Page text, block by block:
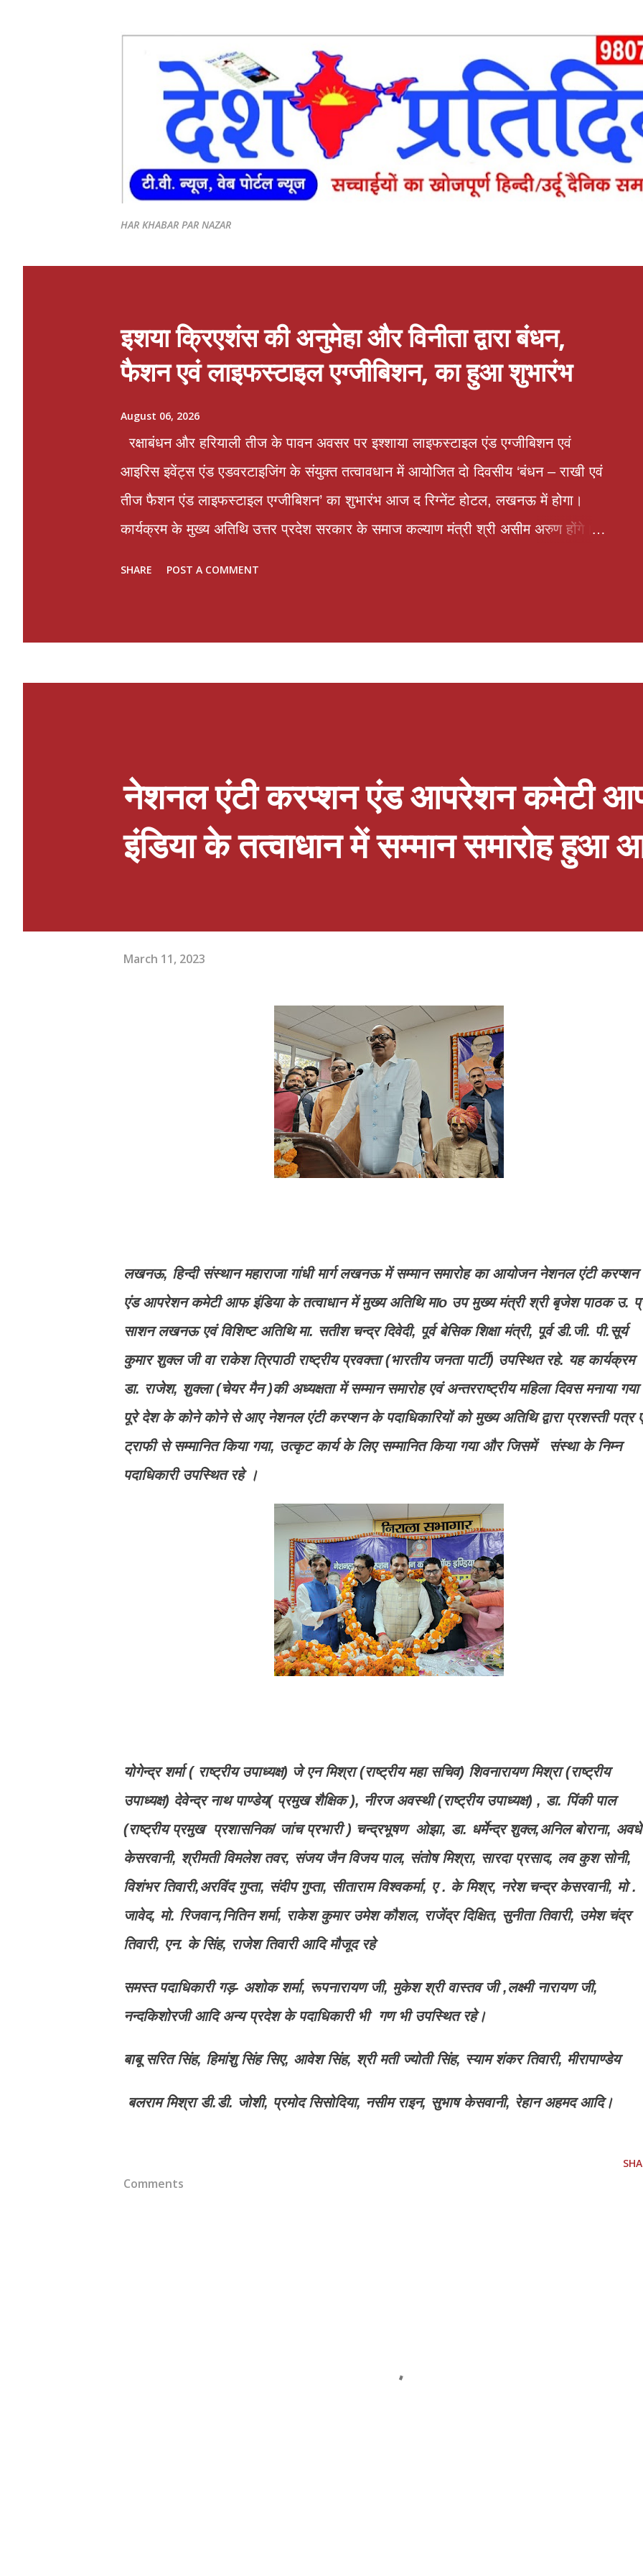
HAR KHABAR PAR NAZAR
इशया क्रिएशंस की अनुमेहा और विनीता द्वारा बंधन,
फैशन एवं लाइफस्टाइल एग्जीबिशन, का हुआ शुभारंभ
August 06, 2026
रक्षाबंधन और हरियाली तीज के पावन अवसर पर इश्शाया लाइफस्टाइल एंड एग्जीबिशन एवं
आइरिस इवेंट्स एंड एडवरटाइजिंग के संयुक्त तत्वावधान में आयोजित दो दिवसीय ‘बंधन – राखी एवं
तीज फैशन एंड लाइफस्टाइल एग्जीबिशन’ का शुभारंभ आज द रिग्नेंट होटल, लखनऊ में होगा।
कार्यक्रम के मुख्य अतिथि उत्तर प्रदेश सरकार के समाज कल्याण मंत्री श्री असीम अरुण होंगे।
ऑर्गेनिक उत्पाद, राखी कलेक्शन, लड्डू गोपाल परिधान, टैरो कार्ड, बेकरी उत्पाद एवं प्लांट
SHARE POST A COMMENT
नेशनल एंटी करप्शन एंड आपरेशन कमेटी
इंडिया के तत्वाधान में सम्मान समारोह हुआ
March 11, 2023
लखनऊ, हिन्दी संस्थान महाराजा गांधी मार्ग लखनऊ में सम्मान समारोह का आयोजन नेशनल एंटी करप्शन
एंड आपरेशन कमेटी आफ इंडिया के तत्वाधान में मुख्य अतिथि माo उप मुख्य मंत्री श्री बृजेश पाठक उ.
साशन लखनऊ एवं विशिष्ट अतिथि मा. सतीश चन्द्र दिवेदी, पूर्व बेसिक शिक्षा मंत्री, पूर्व डी.जी. पी.सूर्य
कुमार शुक्ल जी वा राकेश त्रिपाठी राष्ट्रीय प्रवक्ता (भारतीय जनता पार्टी) उपस्थित रहे. यह कार्यक्रम
डा. राजेश, शुक्ला (चेयर मैन )की अध्यक्षता में सम्मान समारोह एवं अन्तरराष्ट्रीय महिला दिवस मनाया गया
पूरे देश के कोने कोने से आए नेशनल एंटी करप्शन के पदाधिकारियों को मुख्य अतिथि द्वारा प्रशस्ती पत्र
ट्राफी से सम्मानित किया गया, उत्कृट कार्य के लिए सम्मानित किया गया और जिसमें संस्था के निम्न
पदाधिकारी उपस्थित रहे ।
योगेन्द्र शर्मा ( राष्ट्रीय उपाध्यक्ष) जे एन मिश्रा (राष्ट्रीय महा सचिव) शिवनारायण मिश्रा (राष्ट्रीय
उपाध्यक्ष) देवेन्द्र नाथ पाण्डेय( प्रमुख शैक्षिक ), नीरज अवस्थी (राष्ट्रीय उपाध्यक्ष) , डा. पिंकी पाल
(राष्ट्रीय प्रमुख प्रशासनिक/ जांच प्रभारी ) चन्द्रभूषण ओझा, डा. धर्मेन्द्र शुक्ल,अनिल बोराना,
केसरवानी, श्रीमती विमलेश तवर, संजय जैन विजय पाल, संतोष मिश्रा, सारदा प्रसाद, लव कुश सोनी,
विशंभर तिवारी,अरविंद गुप्ता, संदीप गुप्ता, सीताराम विश्वकर्मा, ए . के मिश्र, नरेश चन्द्र केसरवानी, मो .
जावेद, मो. रिजवान,नितिन शर्मा, राकेश कुमार उमेश कौशल, राजेंद्र दिक्षित, सुनीता तिवारी, उमेश चंद्र
तिवारी, एन. के सिंह, राजेश तिवारी आदि मौजूद रहे
समस्त पदाधिकारी गड़- अशोक शर्मा, रूपनारायण जी, मुकेश श्री वास्तव जी ,लक्ष्मी नारायण जी,
नन्दकिशोरजी आदि अन्य प्रदेश के पदाधिकारी भी गण भी उपस्थित रहे।
बाबू सरित सिंह, हिमांशु सिंह सिए, आवेश सिंह, श्री मती ज्योती सिंह, स्याम शंकर तिवारी, मीरापाण्डेय
बलराम मिश्रा डी.डी. जोशी, प्रमोद सिसोदिया, नसीम राइन, सुभाष केसवानी, रेहान अहमद आदि।
Comments